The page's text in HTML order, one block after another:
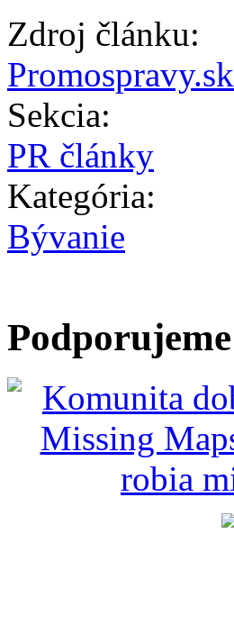
Zdroj článku:
Promospravy.sk
Sekcia:
PR články
Kategória:
Bývanie
Podporujeme